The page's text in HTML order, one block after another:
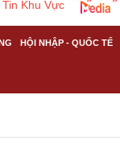
Tin Khu Vực
HỘI NHẬP - QUỐC TẾ